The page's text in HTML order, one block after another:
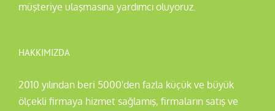
müşteriye ulaşmasına yardımcı oluyoruz.
HAKKIMIZDA
2010 yılından beri 5000'den fazla küçük ve büyük
ölçekli firmaya hizmet sağlamış, firmaların satış ve